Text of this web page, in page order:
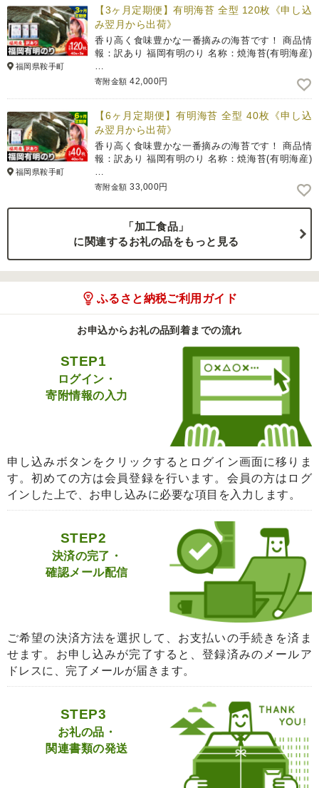
福岡県鞍手町
【3ヶ月定期便】有明海苔 全型 120枚《申し込
み翌月から出荷》
香り高く食味豊かな一番摘みの海苔です！ 商品情
報：訳あり 福岡有明のり 名称：焼海苔(有明海産)
寄附金額 42,000円
福岡県鞍手町
【6ヶ月定期便】有明海苔 全型 40枚《申し込
み翌月から出荷》
香り高く食味豊かな一番摘みの海苔です！ 商品情
報：訳あり 福岡有明のり 名称：焼海苔(有明海産)
寄附金額 33,000円
「加工食品」
に関連するお礼の品をもっと見る
ふるさと納税ご利用ガイド
お申込からお礼の品到着までの流れ
STEP1
ログイン・
寄附情報の入力
申し込みボタンをクリックするとログイン画面に移りま
す。初めての方は会員登録を行います。会員の方はログ
インした上で、お申し込みに必要な項目を入力します。
STEP2
決済の完了・
確認メール配信
ご希望の決済方法を選択して、お支払いの手続きを済ま
せます。お申し込みが完了すると、登録済みのメールア
ドレスに、完了メールが届きます。
STEP3
お礼の品・
関連書類の発送